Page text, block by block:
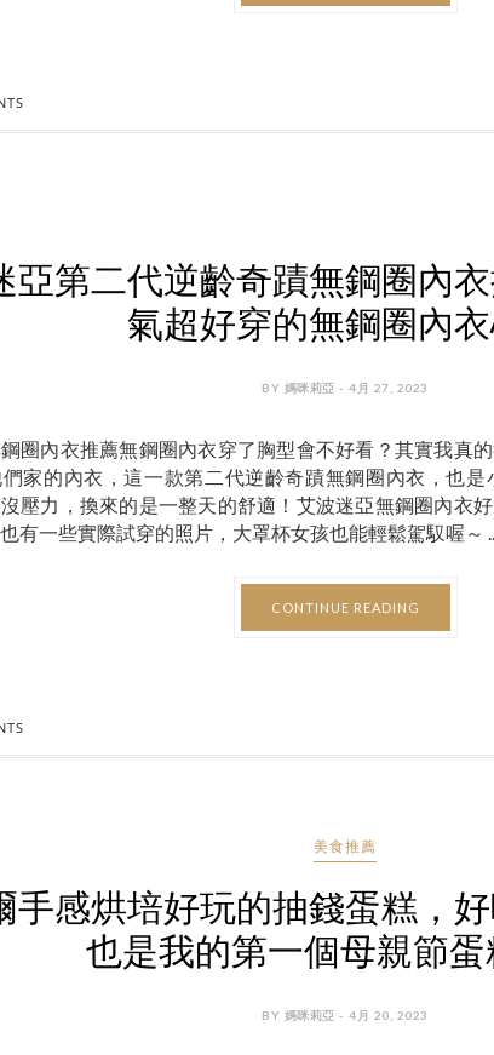
亞第二代逆齡奇蹟無鋼圈內
氣超好穿的無鋼圈內
BY 媽咪莉亞 - 4月 27, 2023
圈內衣推薦無鋼圈內衣穿了胸型會不好看？其實我真
家的內衣，這一款第二代逆齡奇蹟無鋼圈內衣，也
壓力，換來的是一整天的舒適！艾波迷亞無鋼圈內衣
有一些實際試穿的照片，大罩杯女孩也能輕鬆駕馭喔～
CONTINUE READING
美食推薦
手感烘培好玩的抽錢蛋糕，
也是我的第一個母親節
BY 媽咪莉亞 - 4月 20, 2023